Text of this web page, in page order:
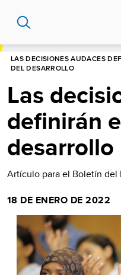
contenido
principal
LAS DECISIONES AUDACES
DEL DESARROLLO
Las
definirán
desarrollo
Artículo para el Boletín del
18 DE ENERO DE 2022